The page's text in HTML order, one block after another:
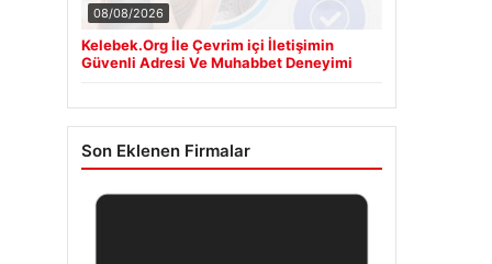
08/08/2026
Kelebek.Org İle Çevrim içi İletişimin
Güvenli Adresi Ve Muhabbet Deneyimi
Son Eklenen Firmalar